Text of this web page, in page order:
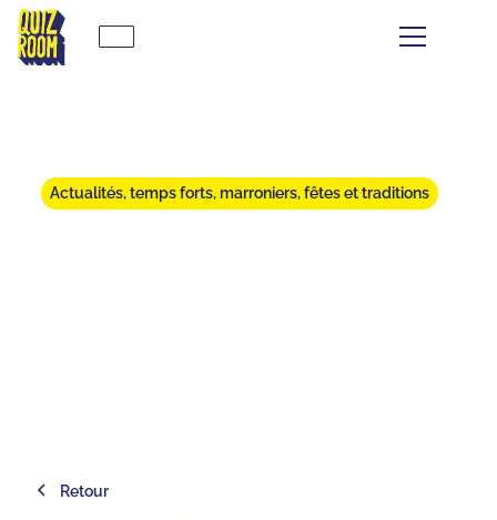
Actualités, temps forts, marroniers, fêtes et traditions
Retour